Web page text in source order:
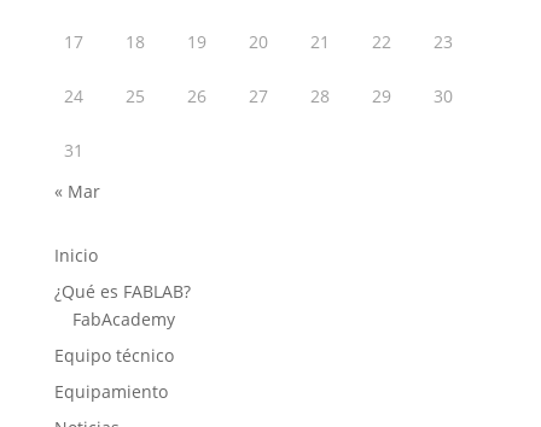
17 18 19 20 21 22 23
24 25 26 27 28 29 30
31
« Mar
Inicio
¿Qué es FABLAB?
FabAcademy
Equipo técnico
Equipamiento